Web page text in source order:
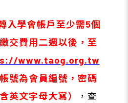
入學會帳戶至少需5個
交費用二週以後，至
www.taog.org.tw
號為會員編號，密碼
英文字母大寫）
，查